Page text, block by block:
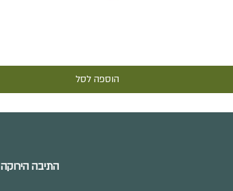
הוספה לסל
התיבה הירוקה